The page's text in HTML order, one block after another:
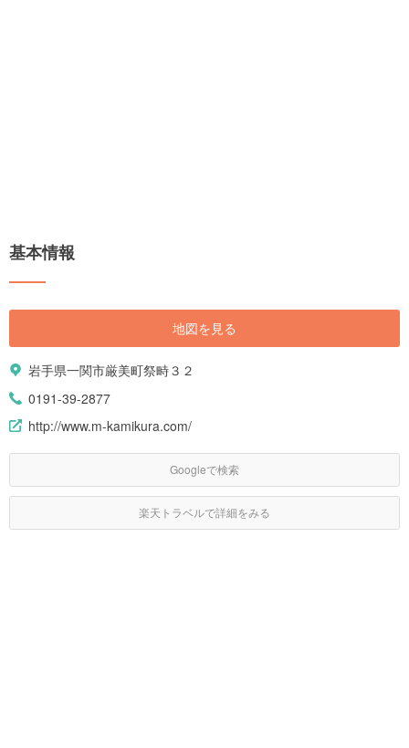
基本情報
地図を見る
岩手県一関市厳美町祭畤３２
0191-39-2877
http://www.m-kamikura.com/
Googleで検索
楽天トラベルで詳細をみる